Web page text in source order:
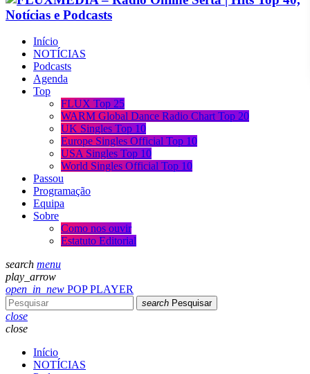
Início
NOTÍCIAS
Podcasts
Agenda
Top
FLUX Top 25
WARM Global Dance Radio Chart Top 20
UK Singles Top 10
Europe Singles Official Top 10
USA Singles Top 10
World Singles Official Top 10
Passou
Programação
Equipa
Sobre
Como nos ouvir
Estatuto Editorial
search menu
play_arrow
open_in_new POP PLAYER
search Pesquisar
close
close
Início
NOTÍCIAS